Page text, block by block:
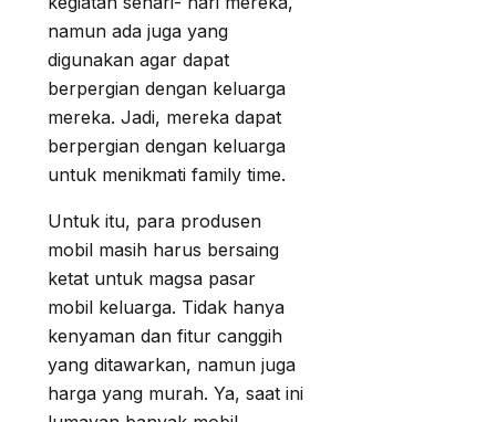
namun ada juga yang
digunakan agar dapat
berpergian dengan keluarga
mereka. Jadi, mereka dapat
berpergian dengan keluarga
untuk menikmati family time.
Untuk itu, para produsen
mobil masih harus bersaing
ketat untuk magsa pasar
mobil keluarga. Tidak hanya
kenyaman dan fitur canggih
yang ditawarkan, namun juga
harga yang murah. Ya, saat ini